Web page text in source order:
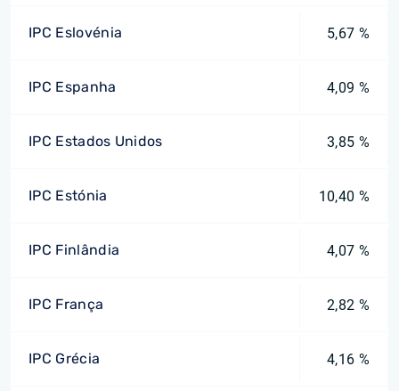
IPC Eslovénia 5,67 %
IPC Espanha 4,09 %
IPC Estados Unidos 3,85 %
IPC Estónia 10,40 %
IPC Finlândia 4,07 %
IPC França 2,82 %
IPC Grécia 4,16 %